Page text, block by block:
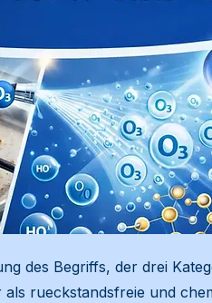
des Begriffs, der drei
als rueckstandsfreie und